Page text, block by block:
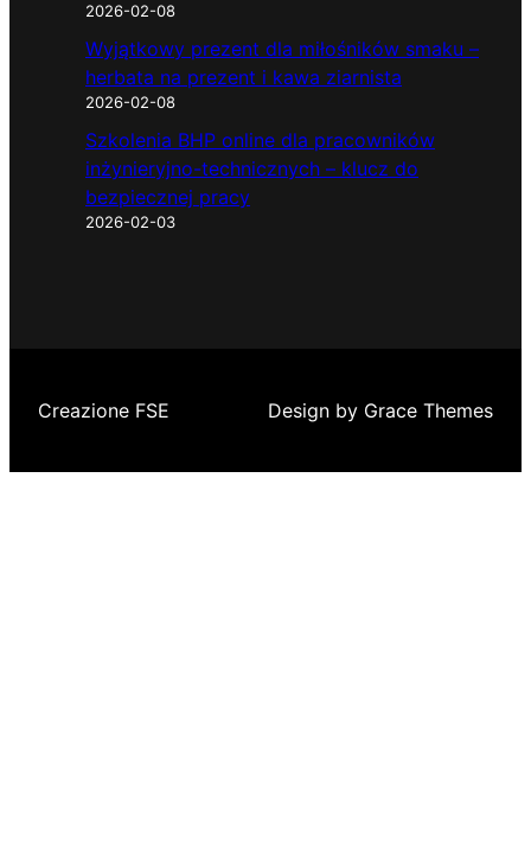
2026-02-08
Wyjątkowy prezent dla miłośników smaku –
herbata na prezent i kawa ziarnista
2026-02-08
Szkolenia BHP online dla pracowników
inżynieryjno-technicznych – klucz do
bezpiecznej pracy
2026-02-03
Creazione FSE Design by Grace Themes